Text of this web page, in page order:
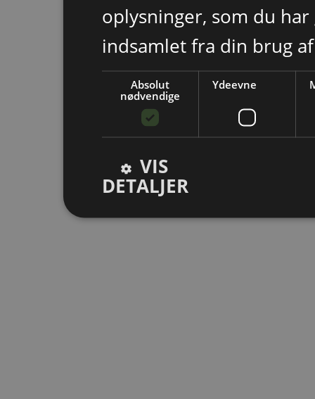
oplysninger, som du
indsamlet fra din brug
Absolut
nødvendige
Ydeevne
VIS
DETALJER